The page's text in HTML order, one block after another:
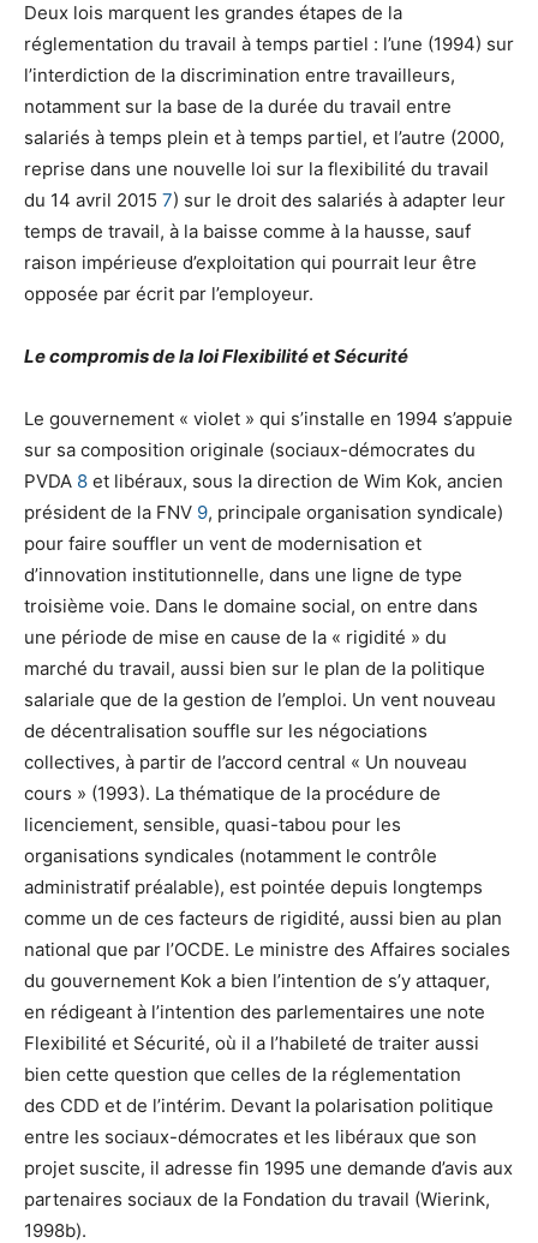
Deux lois marquent les grandes étapes de la
réglementation du travail à temps partiel : l’une (1994) sur
l’interdiction de la discrimination entre travailleurs,
notamment sur la base de la durée du travail entre
salariés à temps plein et à temps partiel, et l’autre (2000,
reprise dans une nouvelle loi sur la flexibilité du travail
du 14 avril 2015 7) sur le droit des salariés à adapter leur
temps de travail, à la baisse comme à la hausse, sauf
raison impérieuse d’exploitation qui pourrait leur être
opposée par écrit par l’employeur.
Le compromis de la loi Flexibilité et Sécurité
Le gouvernement « violet » qui s’installe en 1994 s’appuie
sur sa composition originale (sociaux-démocrates du
PVDA 8 et libéraux, sous la direction de Wim Kok, ancien
président de la FNV 9, principale organisation syndicale)
pour faire souffler un vent de modernisation et
d’innovation institutionnelle, dans une ligne de type
troisième voie. Dans le domaine social, on entre dans
une période de mise en cause de la « rigidité » du
marché du travail, aussi bien sur le plan de la politique
salariale que de la gestion de l’emploi. Un vent nouveau
de décentralisation souffle sur les négociations
collectives, à partir de l’accord central « Un nouveau
cours » (1993). La thématique de la procédure de
licenciement, sensible, quasi-tabou pour les
organisations syndicales (notamment le contrôle
administratif préalable), est pointée depuis longtemps
comme un de ces facteurs de rigidité, aussi bien au plan
national que par l’OCDE. Le ministre des Affaires sociales
du gouvernement Kok a bien l’intention de s’y attaquer,
en rédigeant à l’intention des parlementaires une note
Flexibilité et Sécurité, où il a l’habileté de traiter aussi
bien cette question que celles de la réglementation
des CDD et de l’intérim. Devant la polarisation politique
entre les sociaux-démocrates et les libéraux que son
projet suscite, il adresse fin 1995 une demande d’avis aux
partenaires sociaux de la Fondation du travail (Wierink,
1998b).